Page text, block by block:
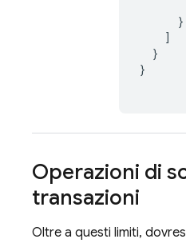
      }
    ]
  }
}
Operazioni di
transazioni
Oltre a questi limiti,